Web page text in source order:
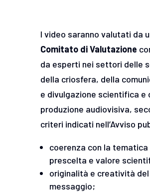
I video saranno valutati da
Comitato di Valutazione
da esperti nei settori delle
della criosfera, della
e divulgazione scientifica e
produzione audiovisiva,
criteri indicati nell’Avviso
coerenza con la tematica
prescelta e valore
originalità e creatività del
messaggio;